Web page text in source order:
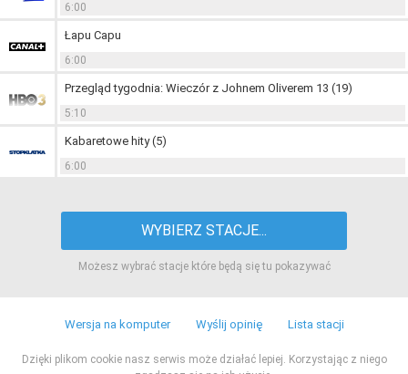
6:00
Łapu Capu
6:00
Przegląd tygodnia: Wieczór z Johnem Oliverem 13 (19)
5:10
Kabaretowe hity (5)
6:00
WYBIERZ STACJE...
Możesz wybrać stacje które będą się tu pokazywać
Wersja na komputer Wyślij opinię Lista stacji
Dzięki plikom cookie nasz serwis może działać lepiej. Korzystając z niego